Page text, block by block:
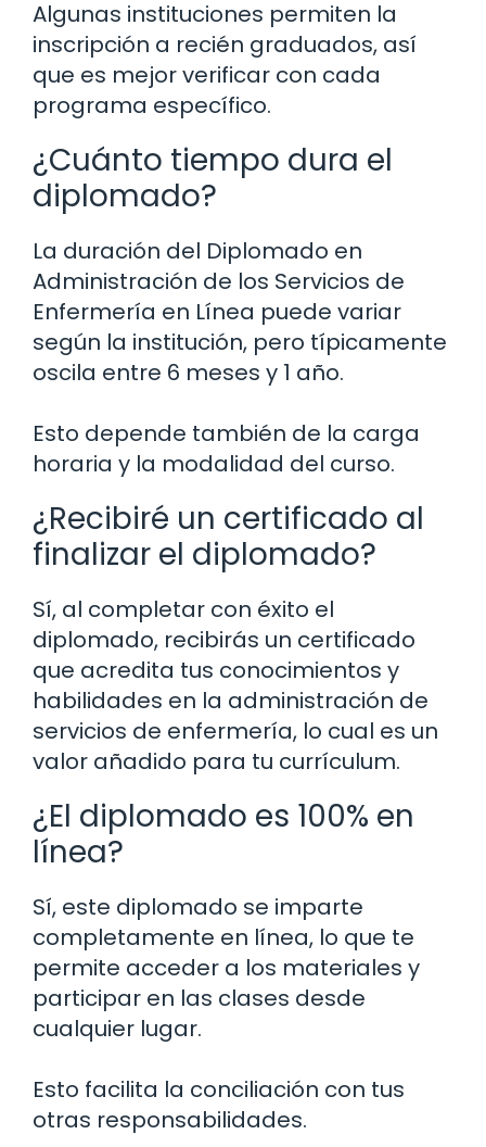
Algunas instituciones permiten la
inscripción a recién graduados, así
que es mejor verificar con cada
programa específico.
¿Cuánto tiempo dura el
diplomado?
La duración del Diplomado en
Administración de los Servicios de
Enfermería en Línea puede variar
según la institución, pero típicamente
oscila entre 6 meses y 1 año.
Esto depende también de la carga
horaria y la modalidad del curso.
¿Recibiré un certificado al
finalizar el diplomado?
Sí, al completar con éxito el
diplomado, recibirás un certificado
que acredita tus conocimientos y
habilidades en la administración de
servicios de enfermería, lo cual es un
valor añadido para tu currículum.
¿El diplomado es 100% en
línea?
Sí, este diplomado se imparte
completamente en línea, lo que te
permite acceder a los materiales y
participar en las clases desde
cualquier lugar.
Esto facilita la conciliación con tus
otras responsabilidades.